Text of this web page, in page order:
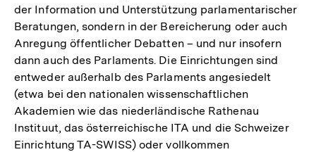
der Information und Unterstützung parlamentarischer
Beratungen, sondern in der Bereicherung oder auch
Anregung öffentlicher Debatten – und nur insofern
dann auch des Parlaments. Die Einrichtungen sind
entweder außerhalb des Parlaments angesiedelt
(etwa bei den nationalen wissenschaftlichen
Akademien wie das niederländische Rathenau
Instituut, das österreichische ITA und die Schweizer
Einrichtung TA-SWISS) oder vollkommen